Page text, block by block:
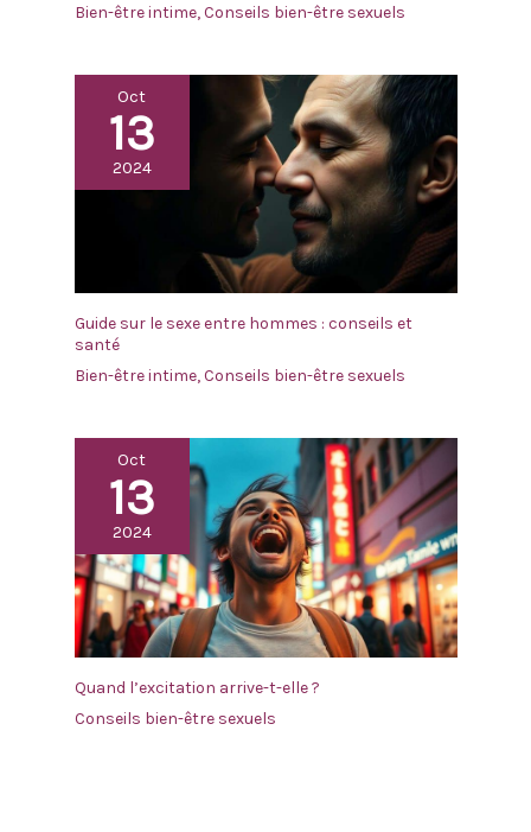
Bien-être intime,Conseils bien-être sexuels
Oct
13
2024
Guide sur le sexe entre hommes : conseils et
santé
Bien-être intime,Conseils bien-être sexuels
Oct
13
2024
Quand l’excitation arrive-t-elle ?
Conseils bien-être sexuels